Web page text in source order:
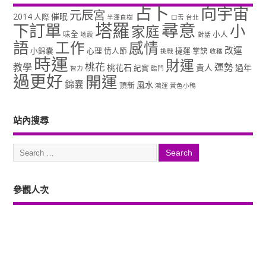
2014 人際 催眠 元辰宮 半澤直樹 占卜 口舌 台北 向宇宙
下訂單 味全 地震 塔羅家庭尋意 對話 小人 小
語小錦囊 工作 心理 情人節 感情 挑戰 捷運 掌訣 收穫 改運
教學 時運 智力 桃花 桃花石 紀實 臨門 財運 貴人 運勢過年
過更好錦囊 開運 頂新 風水 鴻運 黃色小鴨
站內搜尋
參觀人次